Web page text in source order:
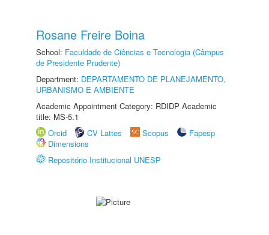
Rosane Freire Boina
School: Faculdade de Ciências e Tecnologia (Câmpus
de Presidente Prudente)
Department: DEPARTAMENTO DE PLANEJAMENTO,
URBANISMO E AMBIENTE
Academic Appointment Category: RDIDP Academic
title: MS-5.1
Orcid
CV Lattes Scopus
Fapesp
Dimensions
Repositório Institucional UNESP